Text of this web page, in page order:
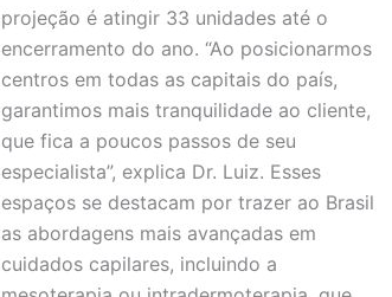
projeção é atingir 33 unidades até o
encerramento do ano. “Ao posicionarmos
centros em todas as capitais do país,
garantimos mais tranquilidade ao cliente,
que fica a poucos passos de seu
especialista”, explica Dr. Luiz. Esses
espaços se destacam por trazer ao Brasil
as abordagens mais avançadas em
cuidados capilares, incluindo a